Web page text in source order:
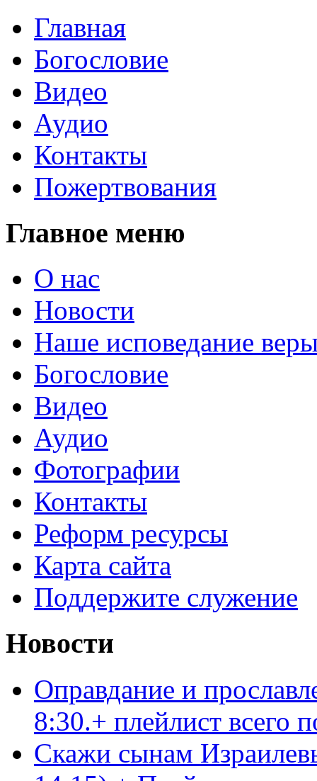
Главная
Богословие
Видео
Аудио
Контакты
Пожертвования
Главное меню
О нас
Новости
Наше исповедание
Богословие
Видео
Аудио
Фотографии
Контакты
Реформ ресурсы
Карта сайта
Поддержите служение
Новости
Оправдание и
8:30.+ плейлист
Скажи сынам